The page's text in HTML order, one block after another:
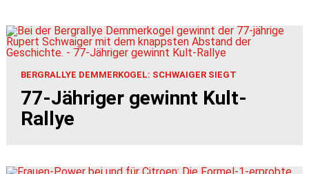
BERGRALLYE DEMMERKOGEL: SCHWAIGER SIEGT
77-Jähriger gewinnt Kult-
Rallye